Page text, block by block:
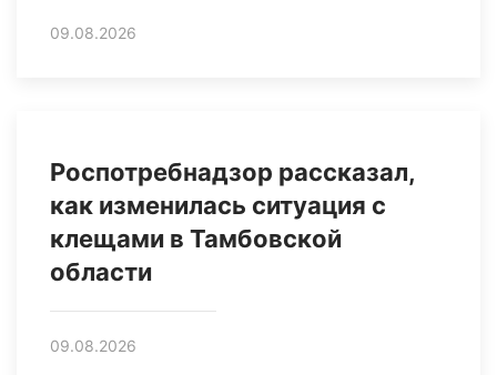
09.08.2026
Роспотребнадзор рассказал,
как изменилась ситуация с
клещами в Тамбовской
области
09.08.2026